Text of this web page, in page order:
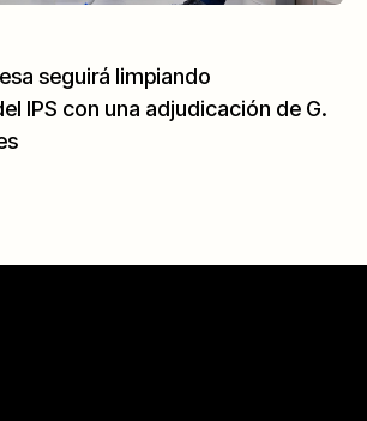
seguirá limpiando
IPS con una adjudicación de G.